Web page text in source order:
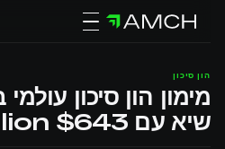
הון סיכון
שיא עם $643 billion